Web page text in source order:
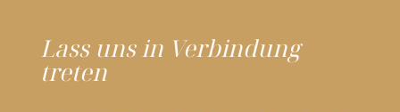
Lass uns in Verbindung
treten